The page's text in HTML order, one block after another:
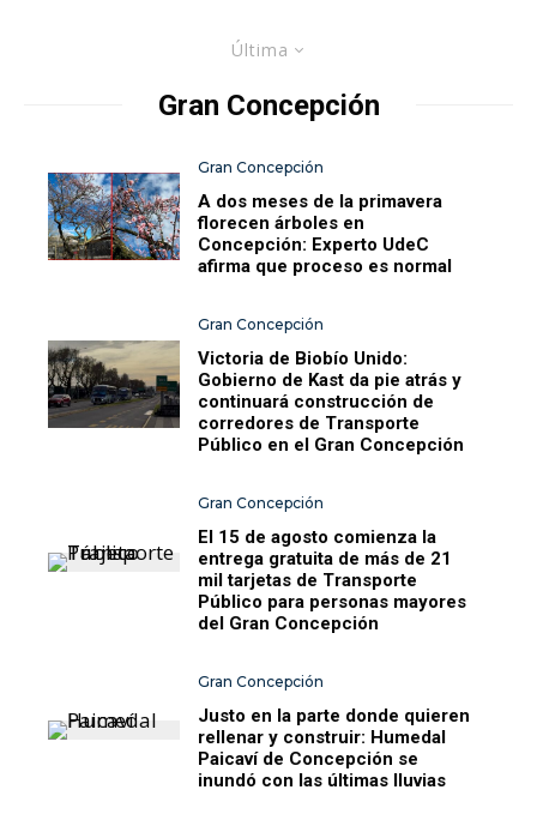
Última
Gran Concepción
Gran Concepción
A dos meses de la primavera
florecen árboles en
Concepción: Experto UdeC
afirma que proceso es normal
Gran Concepción
Victoria de Biobío Unido:
Gobierno de Kast da pie atrás y
continuará construcción de
corredores de Transporte
Público en el Gran Concepción
Gran Concepción
El 15 de agosto comienza la
entrega gratuita de más de 21
mil tarjetas de Transporte
Público para personas mayores
del Gran Concepción
Gran Concepción
Justo en la parte donde quieren
rellenar y construir: Humedal
Paicaví de Concepción se
inundó con las últimas lluvias